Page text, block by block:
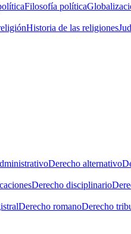
Filosofía política
Historia de las religiones
Derecho alternativo
Derecho disciplinario
Derecho romanoDerecho